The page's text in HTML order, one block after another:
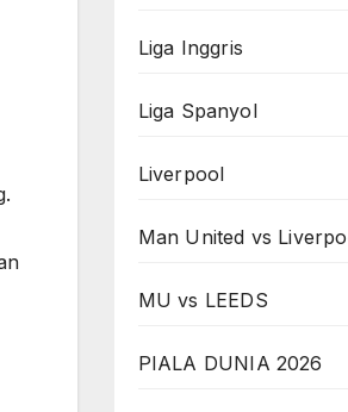
Liga Inggris
Liga Spanyol
Liverpool
Man United vs
MU vs LEEDS
PIALA DUNIA 2026